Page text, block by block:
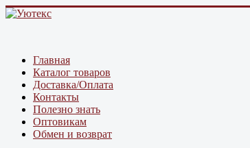
Главная
Каталог товаров
Доставка/Оплата
Контакты
Полезно знать
Оптовикам
Обмен и возврат